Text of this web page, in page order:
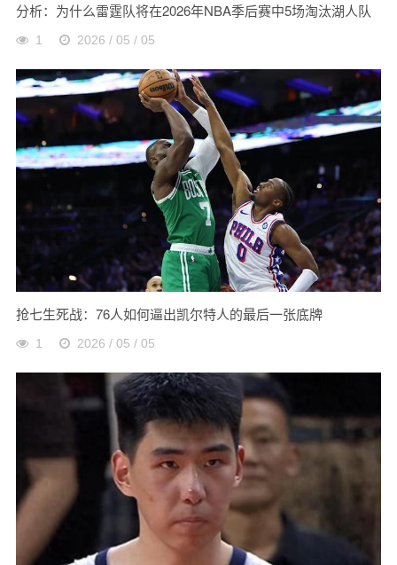
分析：为什么雷霆队将在2026年NBA季后赛中5场淘汰湖人队
1 2026 / 05 / 05
抢七生死战：76人如何逼出凯尔特人的最后一张底牌
1 2026 / 05 / 05